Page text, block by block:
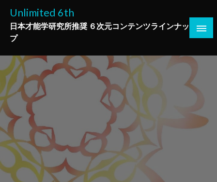
ツ
へ
ス
キ
ッ
プ
Unlimited 6th
日本才能学研究所推奨 ６次元コンテンツラインナッ
プ